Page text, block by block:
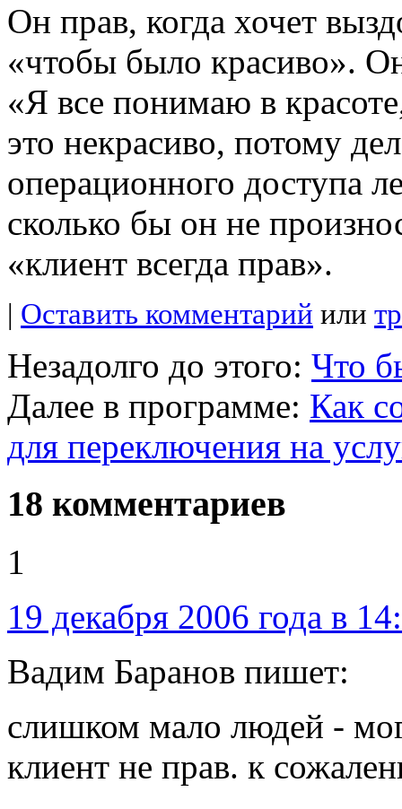
Он прав, когда хочет
«чтобы было красиво».
«Я все понимаю в
это некрасиво, потому
операционного доступа
сколько бы он не
«клиент всегда прав».
| Оставить комментарий или
Незадолго до этого: Что
Далее в программе: Как
для переключения на
18 комментариев
1
19 декабря 2006 года в
Вадим Баранов пишет:
слишком мало людей -
клиент не прав. к